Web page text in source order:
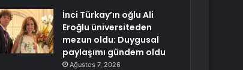
İnci Türkay’ın oğlu Ali
Eroğlu üniversiteden
mezun oldu: Duygusal
paylaşımı gündem oldu
Ağustos 7, 2026